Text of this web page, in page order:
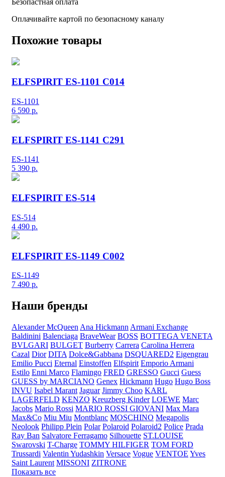
Оплачивайте картой по безопасному каналу
Похожие товары
ELFSPIRIT ES-1101 C014
ES-1101
6 590 р.
ELFSPIRIT ES-1141 C291
ES-1141
5 390 р.
ELFSPIRIT ES-514
ES-514
4 490 р.
ELFSPIRIT ES-1149 C002
ES-1149
7 490 р.
Наши бренды
Alexander McQueen Ana Hickmann Armani Exchange
Baldinini Balenciaga BraveWear BOSS BOTTEGA VENETA
BVLGARI BULGET Burberry Carrera Carolina Herrera
Cazal Dior DITA Dolce&Gabbana DSQUARED2 Eigengrau
Emilio Pucci Eternal Einstoffen Elfspirit Emporio Armani
Estilo Enni Marco Flamingo FRED GRESSO Gucci Guess
GUESS by MARCIANO Genex Hickmann Hugo Hugo Boss
INVU Isabel Marant Jaguar Jimmy Choo KARL
LAGERFELD KENZO Kreuzberg Kinder LOEWE Marc
Jacobs Mario Rossi MARIO ROSSI GIOVANI Max Mara
Max&Co Miu Miu Montblanc MOSCHINO Megapolis
Neolook Philipp Plein Polar Polaroid Polaroid2 Police Prada
Ray Ban Salvatore Ferragamo Silhouette ST.LOUISE
Swarovski T-Charge TOMMY HILFIGER TOM FORD
Trussardi Valentin Yudashkin Versace Vogue VENTOE Yves
Saint Laurent MISSONI ZITRONE
Показать все